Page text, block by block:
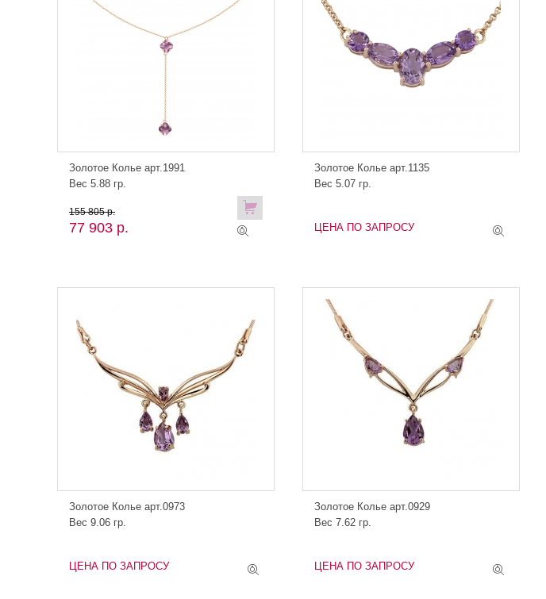
Золотое Колье арт.1991
Вес 5.88 гр.
77 903 р.
155 805 р.
Золотое Колье арт.1135
Вес 5.07 гр.
ЦЕНА ПО ЗАПРОСУ
Золотое Колье арт.0973
Вес 9.06 гр.
ЦЕНА ПО ЗАПРОСУ
Золотое Колье арт.0929
Вес 7.62 гр.
ЦЕНА ПО ЗАПРОСУ